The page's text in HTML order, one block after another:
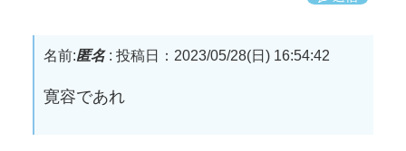
名前:匿名: 投稿日：2023/05/28(日) 16:54:42
寛容であれ